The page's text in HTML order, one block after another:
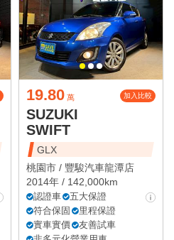
19.80 萬 加入比較
SUZUKI
SWIFT
GLX
桃園市 / 豐駿汽車龍潭店
2014年 / 142,000km
認證車
五大保證
符合保固
里程保證
實車實價
友善試車